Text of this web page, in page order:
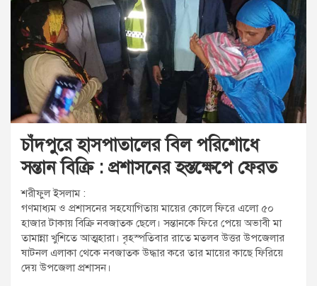
t
:
চাঁদপুরে হাসপাতালের বিল পরিশোধে
সন্তান বিক্রি : প্রশাসনের হস্তক্ষেপে ফেরত
শরীফুল ইসলাম :
গণমাধ্যম ও প্রশাসনের সহযোগিতায় মায়ের কোলে ফিরে এলো ৫০
হাজার টাকায় বিক্রি নবজাতক ছেলে। সন্তানকে ফিরে পেয়ে অভাবী মা
তামান্না খুশিতে আত্মহারা। বৃহস্পতিবার রাতে মতলব উত্তর উপজেলার
ষাটনল এলাকা থেকে নবজাতক উদ্ধার করে তার মায়ের কাছে ফিরিয়ে
দেয় উপজেলা প্রশাসন।